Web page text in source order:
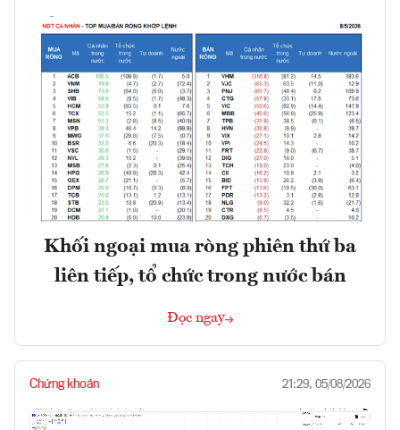
Khối ngoại mua ròng phiên thứ ba
liên tiếp, tổ chức trong nước bán
Đọc ngay
Chứng khoán 21:29, 05/08/2026